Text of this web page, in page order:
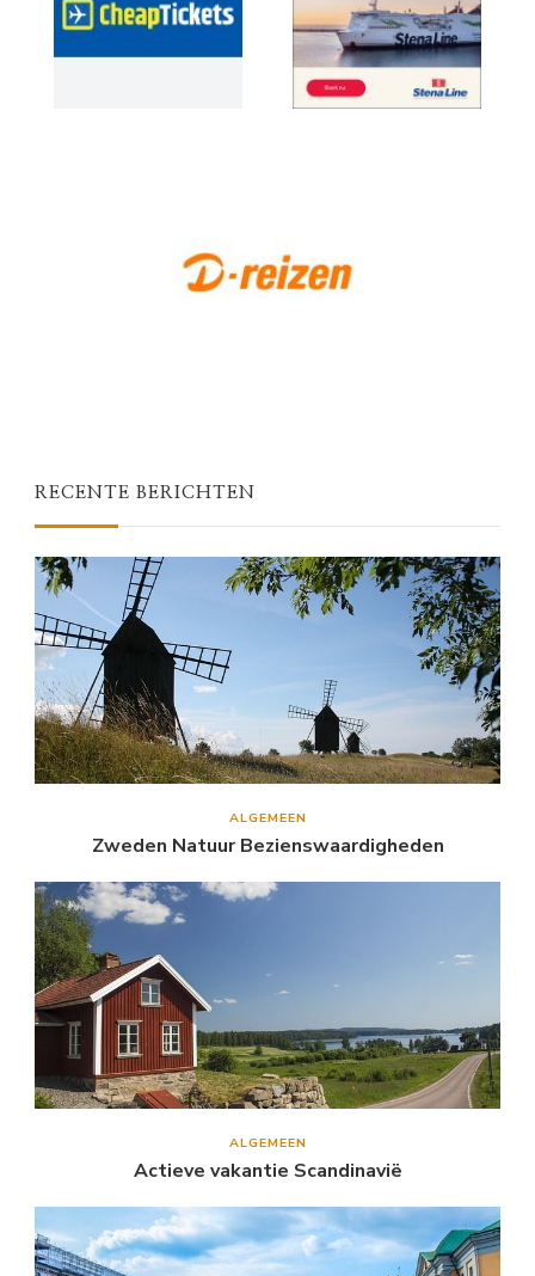
RECENTE BERICHTEN
ALGEMEEN
Zweden Natuur Bezienswaardigheden
ALGEMEEN
Actieve vakantie Scandinavië